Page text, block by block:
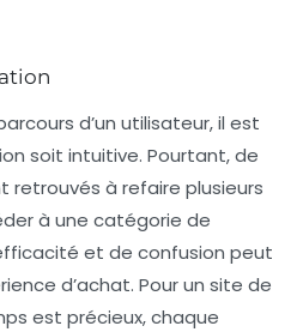
d’un utilisateur, il est
soit intuitive. Pourtant, de
retrouvés à refaire plusieurs
à une catégorie de
et de confusion peut
d’achat. Pour un site de
est précieux, chaque